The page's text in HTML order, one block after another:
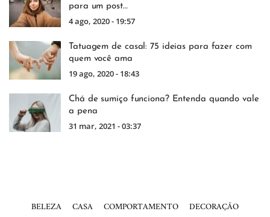
para um post…
4 ago, 2020 - 19:57
Tatuagem de casal: 75 ideias para fazer com
quem você ama
19 ago, 2020 - 18:43
Chá de sumiço funciona? Entenda quando vale
a pena
31 mar, 2021 - 03:37
BELEZA CASA COMPORTAMENTO DECORAÇÃO